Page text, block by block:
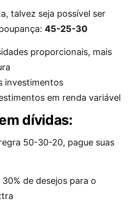
talvez seja possível ser
45-25-30
proporcionais, mais
investimentos
em renda variável
dívidas:
50-30-20, pague suas
de desejos para o